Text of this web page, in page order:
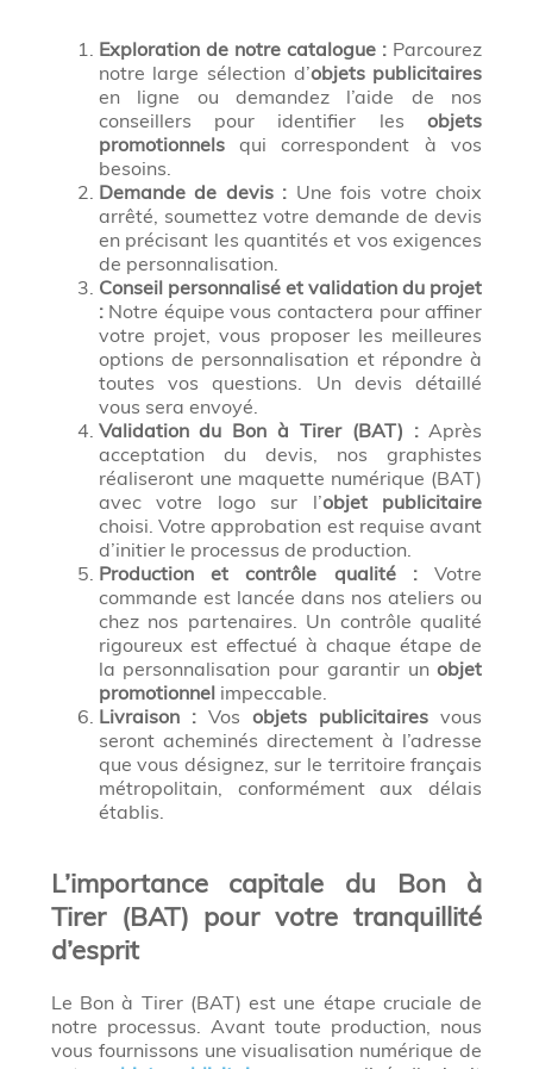
Exploration de notre catalogue : Parcourez
notre large sélection d’objets publicitaires
en ligne ou demandez l’aide de nos
conseillers pour identifier lesobjets
promotionnelsqui correspondent à vos
besoins.
Demande de devis : Une fois votre choix
arrêté, soumettez votre demande de devis
en précisant les quantités et vos exigences
de personnalisation.
Conseil personnalisé et validation du projet
:Notre équipe vous contactera pour affiner
votre projet, vous proposer les meilleures
options de personnalisation et répondre à
toutes vos questions. Un devis détaillé
vous sera envoyé.
Validation du Bon à Tirer (BAT) :Après
acceptation du devis, nos graphistes
réaliseront une maquette numérique (BAT)
avec votre logo sur l’objet publicitaire
choisi. Votre approbation est requise avant
d’initier le processus de production.
Production et contrôle qualité : Votre
commande est lancée dans nos ateliers ou
chez nos partenaires. Un contrôle qualité
rigoureux est effectué à chaque étape de
la personnalisation pour garantir unobjet
promotionnelimpeccable.
Livraison :Vosobjets publicitaires vous
seront acheminés directement à l’adresse
que vous désignez, sur le territoire français
métropolitain, conformément aux délais
établis.
L’importance capitale du Bon à
Tirer (BAT) pour votre tranquillité
d’esprit
Le Bon à Tirer (BAT) est une étape cruciale de
notre processus. Avant toute production, nous
vous fournissons une visualisation numérique de